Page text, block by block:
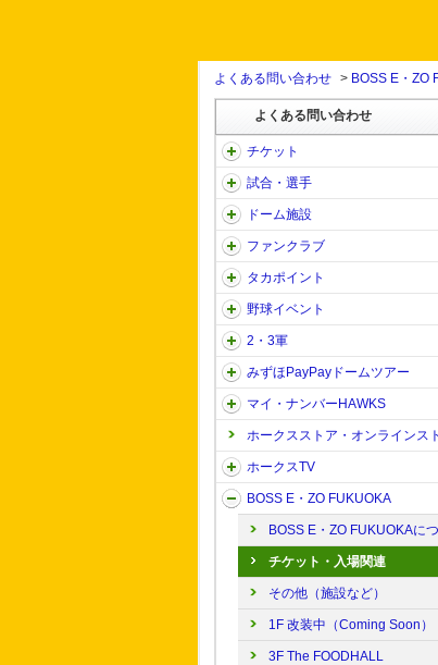
よくある問い合わせ > BOSS E・ZO
よくある問い合わせ
チケット
試合・選手
ドーム施設
ファンクラブ
タカポイント
野球イベント
2・3軍
みずほPayPayドームツアー
マイ・ナンバーHAWKS
ホークスストア・オンラインス
ホークスTV
BOSS E・ZO FUKUOKA
BOSS E・ZO FUKUOKAに
チケット・入場関連
その他（施設など）
1F 改装中（Coming Soon）
3F The FOODHALL